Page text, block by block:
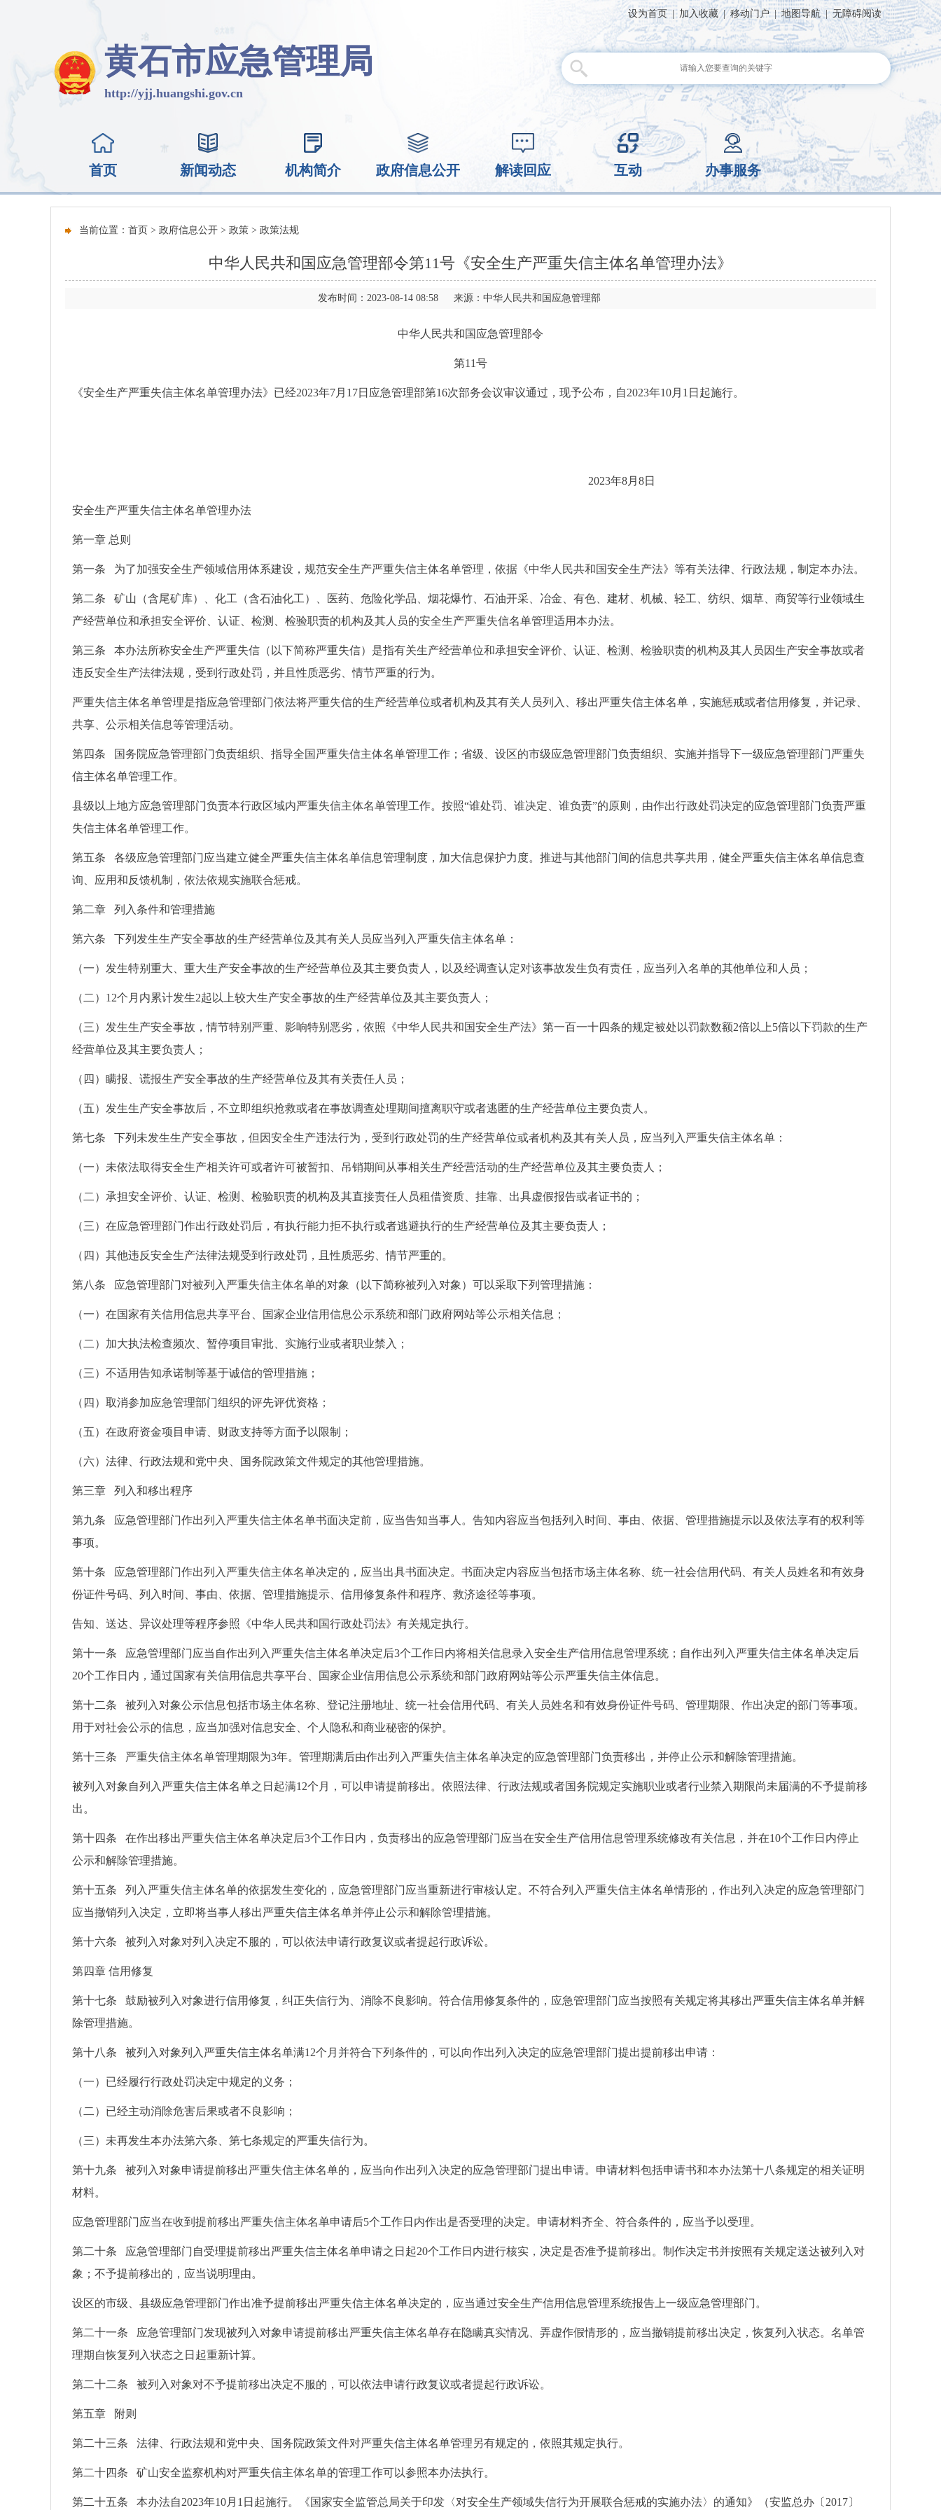
设为首页 | 加入收藏 | 移动门户 | 地图导航 | 无障碍阅读
黄石市应急管理局
http://yjj.huangshi.gov.cn
首页 新闻动态 机构简介 政府信息公开 解读回应 互动 办事服务
当前位置： 首页 > 政府信息公开 > 政策 > 政策法规
中华人民共和国应急管理部令第11号《安全生产严重失信主体名单管理办法》
发布时间：2023-08-14 08:58 来源：中华人民共和国应急管理部
中华人民共和国应急管理部令
第11号
《安全生产严重失信主体名单管理办法》已经2023年7月17日应急管理部第16次部务会议审议通过，现予公布，自2023年10月1日起施行。
2023年8月8日
安全生产严重失信主体名单管理办法
第一章 总则
第一条 为了加强安全生产领域信用体系建设，规范安全生产严重失信主体名单管理，依据《中华人民共和国安全生产法》等有关法律、行政法规，制定本办法。
第二条 矿山（含尾矿库）、化工（含石油化工）、医药、危险化学品、烟花爆竹、石油开采、冶金、有色、建材、机械、轻工、纺织、烟草、商贸等行业领域生
产经营单位和承担安全评价、认证、检测、检验职责的机构及其人员的安全生产严重失信名单管理适用本办法。
第三条 本办法所称安全生产严重失信（以下简称严重失信）是指有关生产经营单位和承担安全评价、认证、检测、检验职责的机构及其人员因生产安全事故或者
违反安全生产法律法规，受到行政处罚，并且性质恶劣、情节严重的行为。
严重失信主体名单管理是指应急管理部门依法将严重失信的生产经营单位或者机构及其有关人员列入、移出严重失信主体名单，实施惩戒或者信用修复，并记录、
共享、公示相关信息等管理活动。
第四条 国务院应急管理部门负责组织、指导全国严重失信主体名单管理工作；省级、设区的市级应急管理部门负责组织、实施并指导下一级应急管理部门严重失
信主体名单管理工作。
县级以上地方应急管理部门负责本行政区域内严重失信主体名单管理工作。按照“谁处罚、谁决定、谁负责”的原则，由作出行政处罚决定的应急管理部门负责严重
失信主体名单管理工作。
第五条 各级应急管理部门应当建立健全严重失信主体名单信息管理制度，加大信息保护力度。推进与其他部门间的信息共享共用，健全严重失信主体名单信息查
询、应用和反馈机制，依法依规实施联合惩戒。
第二章 列入条件和管理措施
第六条 下列发生生产安全事故的生产经营单位及其有关人员应当列入严重失信主体名单：
（一）发生特别重大、重大生产安全事故的生产经营单位及其主要负责人，以及经调查认定对该事故发生负有责任，应当列入名单的其他单位和人员；
（二）12个月内累计发生2起以上较大生产安全事故的生产经营单位及其主要负责人；
（三）发生生产安全事故，情节特别严重、影响特别恶劣，依照《中华人民共和国安全生产法》第一百一十四条的规定被处以罚款数额2倍以上5倍以下罚款的生产
经营单位及其主要负责人；
（四）瞒报、谎报生产安全事故的生产经营单位及其有关责任人员；
（五）发生生产安全事故后，不立即组织抢救或者在事故调查处理期间擅离职守或者逃匿的生产经营单位主要负责人。
第七条 下列未发生生产安全事故，但因安全生产违法行为，受到行政处罚的生产经营单位或者机构及其有关人员，应当列入严重失信主体名单：
（一）未依法取得安全生产相关许可或者许可被暂扣、吊销期间从事相关生产经营活动的生产经营单位及其主要负责人；
（二）承担安全评价、认证、检测、检验职责的机构及其直接责任人员租借资质、挂靠、出具虚假报告或者证书的；
（三）在应急管理部门作出行政处罚后，有执行能力拒不执行或者逃避执行的生产经营单位及其主要负责人；
（四）其他违反安全生产法律法规受到行政处罚，且性质恶劣、情节严重的。
第八条 应急管理部门对被列入严重失信主体名单的对象（以下简称被列入对象）可以采取下列管理措施：
（一）在国家有关信用信息共享平台、国家企业信用信息公示系统和部门政府网站等公示相关信息；
（二）加大执法检查频次、暂停项目审批、实施行业或者职业禁入；
（三）不适用告知承诺制等基于诚信的管理措施；
（四）取消参加应急管理部门组织的评先评优资格；
（五）在政府资金项目申请、财政支持等方面予以限制；
（六）法律、行政法规和党中央、国务院政策文件规定的其他管理措施。
第三章 列入和移出程序
第九条 应急管理部门作出列入严重失信主体名单书面决定前，应当告知当事人。告知内容应当包括列入时间、事由、依据、管理措施提示以及依法享有的权利等
事项。
第十条 应急管理部门作出列入严重失信主体名单决定的，应当出具书面决定。书面决定内容应当包括市场主体名称、统一社会信用代码、有关人员姓名和有效身
份证件号码、列入时间、事由、依据、管理措施提示、信用修复条件和程序、救济途径等事项。
告知、送达、异议处理等程序参照《中华人民共和国行政处罚法》有关规定执行。
第十一条 应急管理部门应当自作出列入严重失信主体名单决定后3个工作日内将相关信息录入安全生产信用信息管理系统；自作出列入严重失信主体名单决定后
20个工作日内，通过国家有关信用信息共享平台、国家企业信用信息公示系统和部门政府网站等公示严重失信主体信息。
第十二条 被列入对象公示信息包括市场主体名称、登记注册地址、统一社会信用代码、有关人员姓名和有效身份证件号码、管理期限、作出决定的部门等事项。
用于对社会公示的信息，应当加强对信息安全、个人隐私和商业秘密的保护。
第十三条 严重失信主体名单管理期限为3年。管理期满后由作出列入严重失信主体名单决定的应急管理部门负责移出，并停止公示和解除管理措施。
被列入对象自列入严重失信主体名单之日起满12个月，可以申请提前移出。依照法律、行政法规或者国务院规定实施职业或者行业禁入期限尚未届满的不予提前移
出。
第十四条 在作出移出严重失信主体名单决定后3个工作日内，负责移出的应急管理部门应当在安全生产信用信息管理系统修改有关信息，并在10个工作日内停止
公示和解除管理措施。
第十五条 列入严重失信主体名单的依据发生变化的，应急管理部门应当重新进行审核认定。不符合列入严重失信主体名单情形的，作出列入决定的应急管理部门
应当撤销列入决定，立即将当事人移出严重失信主体名单并停止公示和解除管理措施。
第十六条 被列入对象对列入决定不服的，可以依法申请行政复议或者提起行政诉讼。
第四章 信用修复
第十七条 鼓励被列入对象进行信用修复，纠正失信行为、消除不良影响。符合信用修复条件的，应急管理部门应当按照有关规定将其移出严重失信主体名单并解
除管理措施。
第十八条 被列入对象列入严重失信主体名单满12个月并符合下列条件的，可以向作出列入决定的应急管理部门提出提前移出申请：
（一）已经履行行政处罚决定中规定的义务；
（二）已经主动消除危害后果或者不良影响；
（三）未再发生本办法第六条、第七条规定的严重失信行为。
第十九条 被列入对象申请提前移出严重失信主体名单的，应当向作出列入决定的应急管理部门提出申请。申请材料包括申请书和本办法第十八条规定的相关证明
材料。
应急管理部门应当在收到提前移出严重失信主体名单申请后5个工作日内作出是否受理的决定。申请材料齐全、符合条件的，应当予以受理。
第二十条 应急管理部门自受理提前移出严重失信主体名单申请之日起20个工作日内进行核实，决定是否准予提前移出。制作决定书并按照有关规定送达被列入对
象；不予提前移出的，应当说明理由。
设区的市级、县级应急管理部门作出准予提前移出严重失信主体名单决定的，应当通过安全生产信用信息管理系统报告上一级应急管理部门。
第二十一条 应急管理部门发现被列入对象申请提前移出严重失信主体名单存在隐瞒真实情况、弄虚作假情形的，应当撤销提前移出决定，恢复列入状态。名单管
理期自恢复列入状态之日起重新计算。
第二十二条 被列入对象对不予提前移出决定不服的，可以依法申请行政复议或者提起行政诉讼。
第五章 附则
第二十三条 法律、行政法规和党中央、国务院政策文件对严重失信主体名单管理另有规定的，依照其规定执行。
第二十四条 矿山安全监察机构对严重失信主体名单的管理工作可以参照本办法执行。
第二十五条 本办法自2023年10月1日起施行。《国家安全监管总局关于印发〈对安全生产领域失信行为开展联合惩戒的实施办法〉的通知》（安监总办〔2017〕